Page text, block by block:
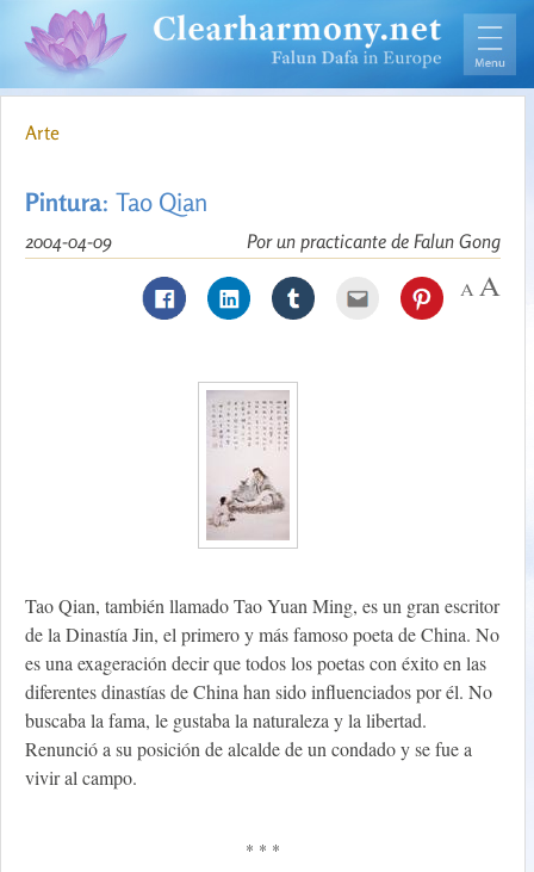
Arte
Pintura: Tao Qian
Por un practicante de Falun Gong
2004-04-09
Tao Qian, también llamado Tao Yuan Ming, es un gran escritor
de la Dinastía Jin, el primero y más famoso poeta de China. No
es una exageración decir que todos los poetas con éxito en las
diferentes dinastías de China han sido influenciados por él. No
buscaba la fama, le gustaba la naturaleza y la libertad.
Renunció a su posición de alcalde de un condado y se fue a
vivir al campo.
* * *